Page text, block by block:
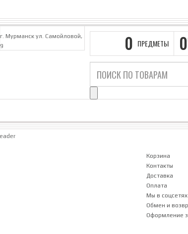
0 ПРЕДМЕТЫ 0
г. Мурманск ул. Самойловой,
9
Корзина
Контакты
Доставка
Оплата
Мы в соцсетях
Обмен и
Оформление